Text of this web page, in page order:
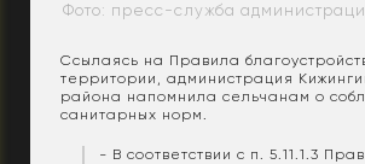
Фото: пресс-служба
Ссылаясь на Правила
территории, администрация
района напомнила сельчанам о
санитарных норм.
- В соответствии с п. 5.11.1.3